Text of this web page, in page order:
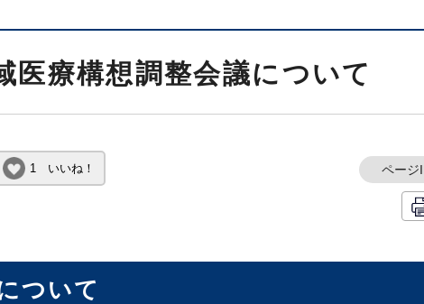
医療構想調整会議について
1 いいね！ ページ
ついて